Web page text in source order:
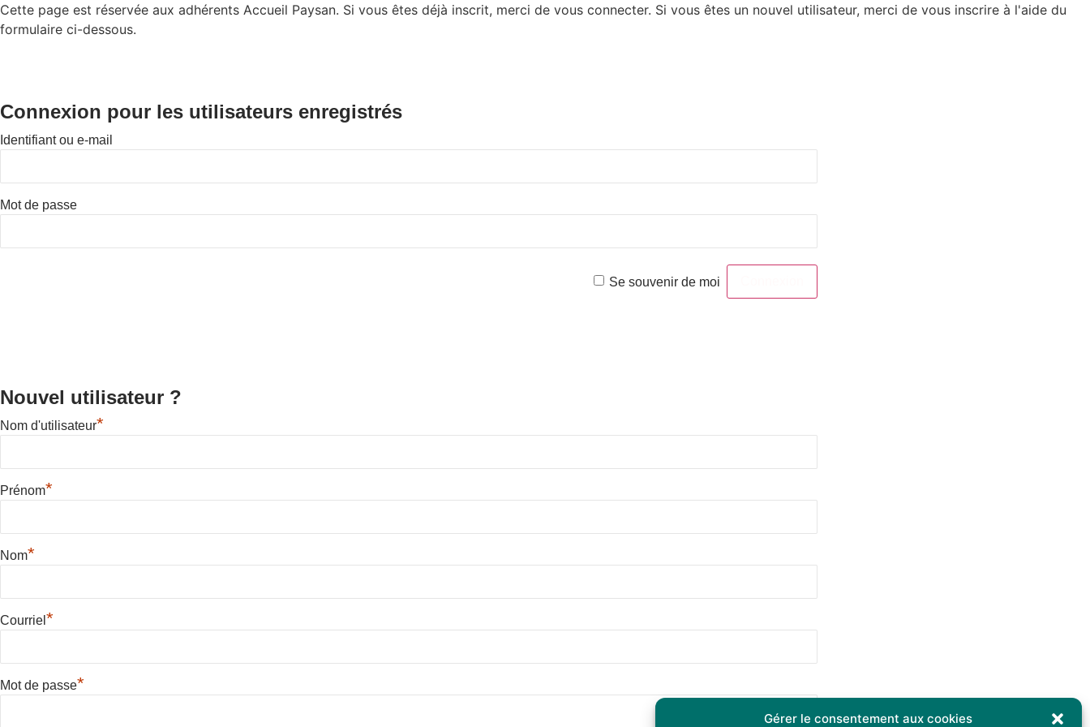
Gérer le consentement aux cookies
Cette page est réservée aux adhérents Accueil Paysan. Si vous êtes déjà inscrit, merci de vous connecter. Si vous êtes un nouvel utilisateur, merci de vous inscrire à l'aide du
formulaire ci-dessous.
Connexion pour les utilisateurs enregistrés
Identifiant ou e-mail
Mot de passe
Se souvenir de moi
Nouvel utilisateur ?
Nom d'utilisateur*
Prénom*
Nom*
Courriel *
Mot de passe*